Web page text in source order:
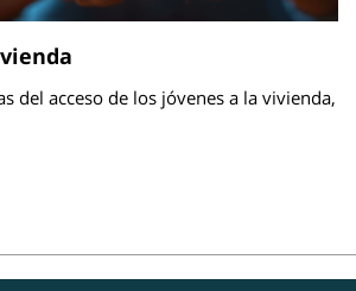
del acceso de los jóvenes a la vivienda,